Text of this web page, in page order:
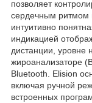
позволяет
сердечным ритмом
интуитивно
индикацией
дистанции, уровне
жироанализаторе
Bluetooth. Elision
включая ручной
встроенных